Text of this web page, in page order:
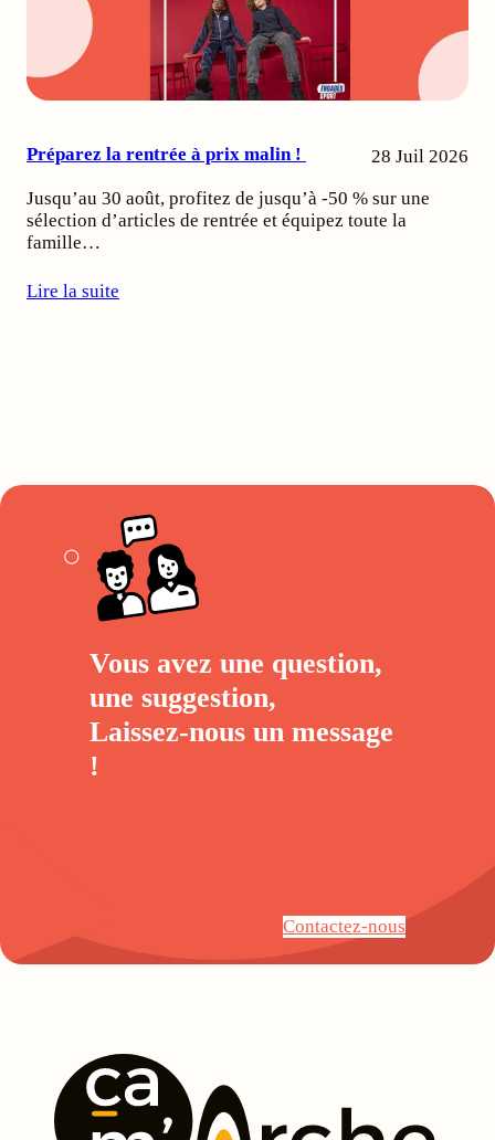
Préparez la rentrée à prix malin ! 28 Juil 2026
Jusqu’au 30 août, profitez de jusqu’à -50 % sur une
sélection d’articles de rentrée et équipez toute la
famille…
Lire la suite
Vous avez une question,
une suggestion,
Laissez-nous un message
!
Contactez-nous